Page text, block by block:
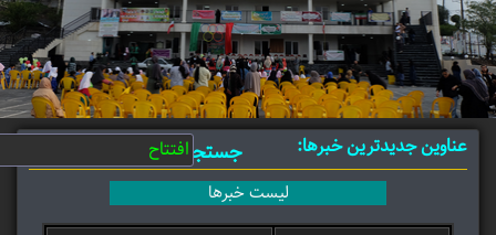
عناوین جدیدترین خبرها: جستجو:
لیست خبرها